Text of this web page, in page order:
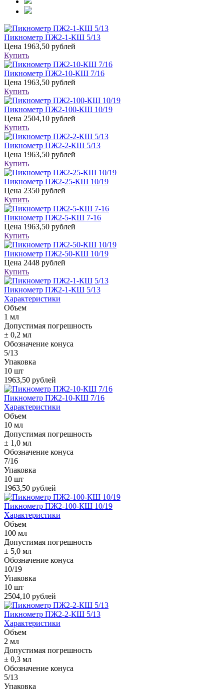
Пикнометр ПЖ2-1-КШ 5/13
Цена 1963,50 рублей
Купить
Пикнометр ПЖ2-10-КШ 7/16
Цена 1963,50 рублей
Купить
Пикнометр ПЖ2-100-КШ 10/19
Цена 2504,10 рублей
Купить
Пикнометр ПЖ2-2-КШ 5/13
Цена 1963,50 рублей
Купить
Пикнометр ПЖ2-25-КШ 10/19
Цена 2350 рублей
Купить
Пикнометр ПЖ2-5-КШ 7-16
Цена 1963,50 рублей
Купить
Пикнометр ПЖ2-50-КШ 10/19
Цена 2448 рублей
Купить
Пикнометр ПЖ2-1-КШ 5/13
Характеристики
Объем
1 мл
Допустимая погрешность
± 0,2 мл
Обозначение конуса
5/13
Упаковка
10 шт
1963,50 рублей
Пикнометр ПЖ2-10-КШ 7/16
Характеристики
Объем
10 мл
Допустимая погрешность
± 1,0 мл
Обозначение конуса
7/16
Упаковка
10 шт
1963,50 рублей
Пикнометр ПЖ2-100-КШ 10/19
Характеристики
Объем
100 мл
Допустимая погрешность
± 5,0 мл
Обозначение конуса
10/19
Упаковка
10 шт
2504,10 рублей
Пикнометр ПЖ2-2-КШ 5/13
Характеристики
Объем
2 мл
Допустимая погрешность
± 0,3 мл
Обозначение конуса
5/13
Упаковка